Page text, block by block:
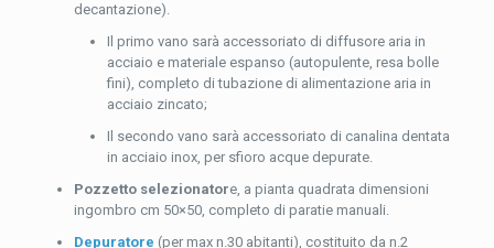
decantazione).
Il primo vano sarà accessoriato di diffusore aria in
acciaio e materiale espanso (autopulente, resa bolle
fini), completo di tubazione di alimentazione aria in
acciaio zincato;
Il secondo vano sarà accessoriato di canalina dentata
in acciaio inox, per sfioro acque depurate.
Pozzetto selezionatore, a pianta quadrata dimensioni
ingombro cm 50×50, completo di paratie manuali.
Depuratore (per max n.30 abitanti), costituito da n.2